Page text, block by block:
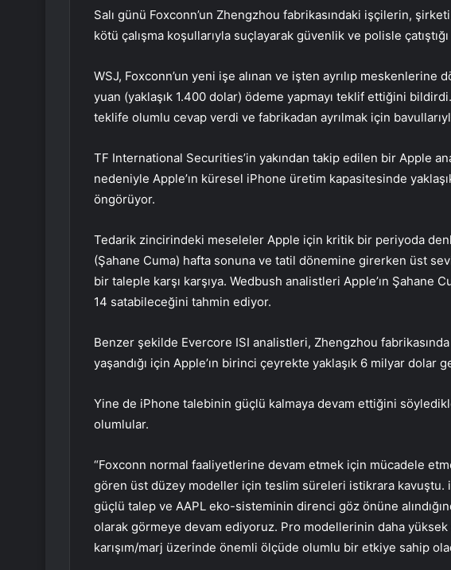
Salı günü Foxconn’un Zhengzhou fabrikasındaki işçilerin,
kötü çalışma koşullarıyla suçlayarak güvenlik ve polisle
WSJ, Foxconn’un yeni işe alınan ve işten ayrılıp
yuan (yaklaşık 1.400 dolar) ödeme yapmayı teklif ettiğini
teklife olumlu cevap verdi ve fabrikadan ayrılmak için
TF International Securities’in yakından takip edilen bir Apple
nedeniyle Apple’ın küresel iPhone üretim kapasitesinde
öngörüyor.
Tedarik zincirindeki meseleler Apple için kritik bir periyoda
(Şahane Cuma) hafta sonuna ve tatil dönemine girerken üst
bir taleple karşı karşıya. Wedbush analistleri Apple’ın Şahane
14 satabileceğini tahmin ediyor.
Benzer şekilde Evercore ISI analistleri, Zhengzhou
yaşandığı için Apple’ın birinci çeyrekte yaklaşık 6 milyar dolar
Yine de iPhone talebinin güçlü kalmaya devam ettiğini
olumlular.
“Foxconn normal faaliyetlerine devam etmek için mücadele
gören üst düzey modeller için teslim süreleri istikrara kavuştu.
güçlü talep ve AAPL eko-sisteminin direnci göz önüne
olarak görmeye devam ediyoruz. Pro modellerinin daha yüksek
karışım/marj üzerinde önemli ölçüde olumlu bir etkiye sahip